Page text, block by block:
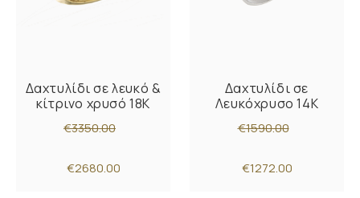
Δαχτυλίδι σε λευκό &
κίτρινο χρυσό 18K
€3350.00
€2680.00
Δαχτυλίδι σε
Λευκόχρυσο 14K
€1590.00
€1272.00